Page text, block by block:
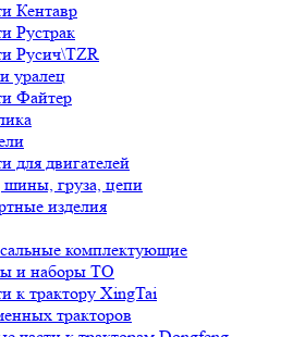
Кентавр
Рустрак
Русич\TZR
уралец
Файтер
для двигателей
шины, груза, цепи
изделия
комплектующие
и наборы ТО
к трактору XingTai
тракторов